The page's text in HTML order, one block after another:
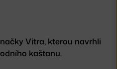
Vitra, kterou navrhli
kaštanu.